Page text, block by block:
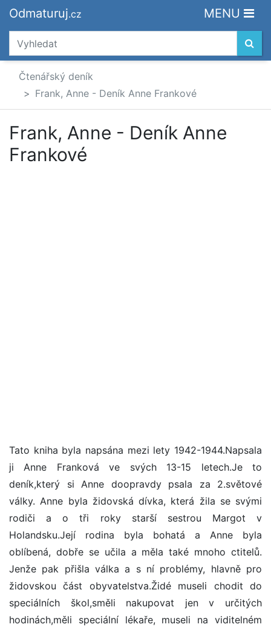
Odmaturuj.cz MENU
Čtenářský deník
Frank, Anne - Deník Anne Frankové
Frank, Anne - Deník Anne
Frankové
Tato kniha byla napsána mezi lety 1942-1944.Napsala
ji Anne Franková ve svých 13-15 letech.Je to
deník,který si Anne doopravdy psala za 2.světové
války. Anne byla židovská dívka, která žila se svými
rodiči a o tři roky starší sestrou Margot v
Holandsku.Její rodina byla bohatá a Anne byla
oblíbená, dobře se učila a měla také mnoho ctitelů.
Jenže pak přišla válka a s ní problémy, hlavně pro
židovskou část obyvatelstva.Židé museli chodit do
speciálních škol,směli nakupovat jen v určitých
hodinách,měli speciální lékaře, museli na viditelném